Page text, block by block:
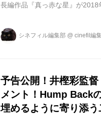
長編作品『真っ赤な星』が
をいたしました。以下、イン
の作品は俳優がみな生き生きと
シネフィル編集部 @ cinefil編
予告公開！井樫彩監
メント！Hump Back
埋めるように寄り添